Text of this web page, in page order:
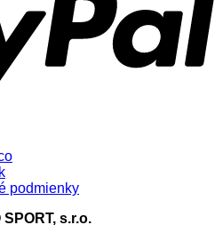
podmienky
SPORT, s.r.o.